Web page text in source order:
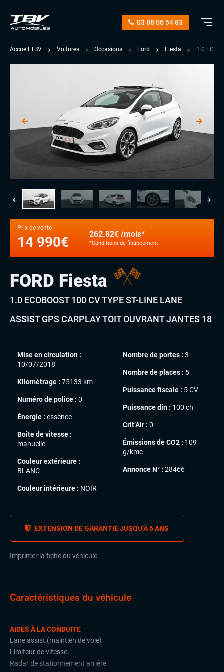
03 88 06 54 83
Accueil TBV Voitures Occasions Ford Fiesta 1.0
Prix de vente
14 990€ 262.82€ /mois*
*Conditions de financement
FORD Fiesta
1.0 ECOBOOST 100 CV TYPE ST-LINE LANE
ASSIST GPS CARPLAY TOIT OUVRANT JANTES 18
Mise en circulation :
10/07/2018
Kilométrage : 75133 km
Numéro de police : 0
Énergie : essence
Boîte de vitesse :
manuelle
Couleur extérieure :
BLANC
Couleur intérieure : NOIR
Nombre de portes : 3
Nombre de places : 5
Puissance fiscale : 5 CV
Puissance din : 100 ch
Crit’Air : 0
Émissions de CO2 : 109
g/kmc
Annonce N° : 28466
EXTENSION DE GARANTIE JUSQU’À 6 ANS
Imprimer la fiche du véhicule
Caractéristiques du véhicule
AIDES À LA CONDUITE
Lane assist (maintien de voie)
Limiteur de vitesse
Radar de stationnement arrière